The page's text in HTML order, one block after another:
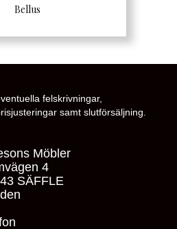
Bellus
felskrivningar,
samt slutförsäljning.
Möbler
4
SÄFFLE